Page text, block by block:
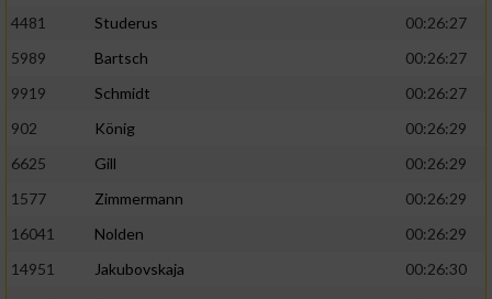
4481
Studerus
00:26:27
5989
Bartsch
00:26:27
9919
Schmidt
00:26:27
902
König
00:26:29
6625
Gill
00:26:29
1577
Zimmermann
00:26:29
16041
Nolden
00:26:29
14951
Jakubovskaja
00:26:30